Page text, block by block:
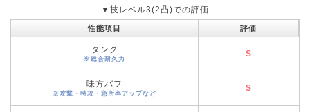
▼技レベル3(2凸)での評価
性能項目 評価
タンク
※総合耐久力
S
味方バフ
※攻撃・特攻・急所率アップなど
S